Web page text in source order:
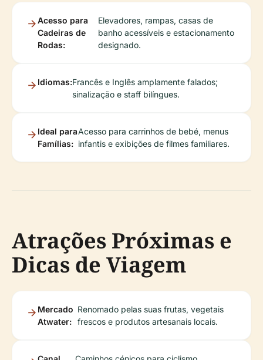
Acesso para
Cadeiras de
Rodas:
Elevadores, rampas, casas de
banho acessíveis e estacionamento
designado.
Idiomas:Francês e Inglês amplamente falados;
sinalização e staff bilíngues.
Ideal para
Famílias:
Acesso para carrinhos de bebé, menus
infantis e exibições de filmes familiares.
Atrações Próximas e
Dicas de Viagem
Mercado
Atwater:
Renomado pelas suas frutas, vegetais
frescos e produtos artesanais locais.